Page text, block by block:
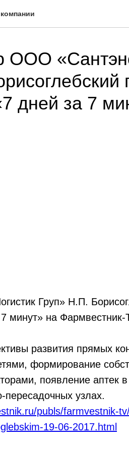
ООО
дней за 7
Груп» Н.П.
минут» на Фармвестник-
развития прямых
формирование
появление аптек в
пересадочных узлах.
publs/farmvestnik-
19-06-2017.html